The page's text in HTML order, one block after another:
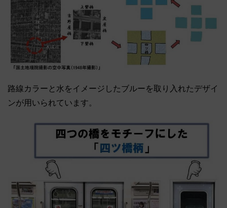
路線カラーと水をイメージしたブルーを取り入れたデザイ
ンが用いられています。